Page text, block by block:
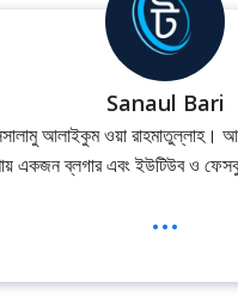
Sanaul Bari
আলাইকুম ওয়া রাহমাতুল্লাহ।
একজন ব্লগার এবং ইউটিউব ও ফেসবুক
...